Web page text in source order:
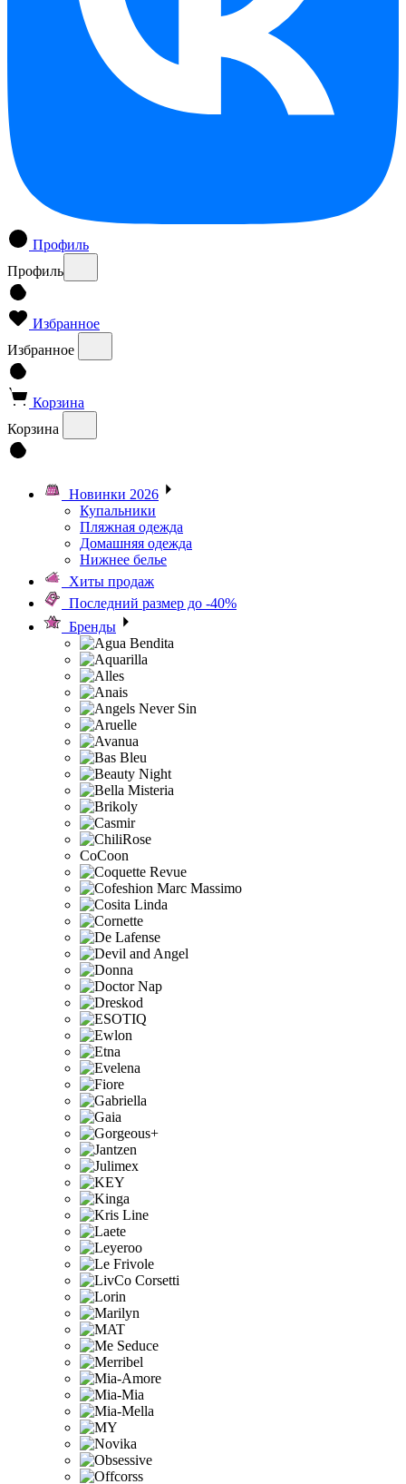
Профиль
Профиль
Избранное
Избранное
Корзина
Корзина
Новинки 2026
Купальники
Пляжная одежда
Домашняя одежда
Нижнее белье
Хиты продаж
Последний размер до -40%
Бренды
CoCoon